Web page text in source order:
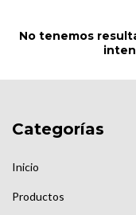
No tenemos
Categorías
Inicio
Productos